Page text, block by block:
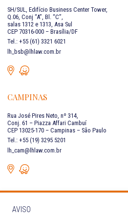
SH/SUL, Edifício Business Center Tower,
Q.06, Conj “A”, Bl. “C”,
salas 1312 e 1313, Asa Sul
CEP 70316-000 – Brasília/DF
Tel.: +55 (61) 3321 6021
lh_bsb@lhlaw.com.br
CAMPINAS
Rua José Pires Neto, nº 314,
Conj. 61 – Piazza Affari Cambuí
CEP 13025-170 – Campinas – São Paulo
Tel.: +55 (19) 3295 5201
lh_cam@lhlaw.com.br
FALE CONOSCO
AVISO